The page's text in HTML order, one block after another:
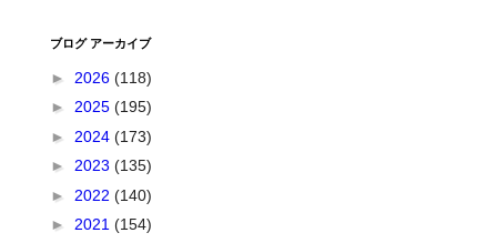
ブログ アーカイブ
► 2026(118)
► 2025(195)
► 2024(173)
► 2023(135)
► 2022(140)
► 2021(154)